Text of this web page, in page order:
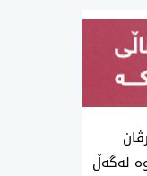
له‌گه‌ڵ